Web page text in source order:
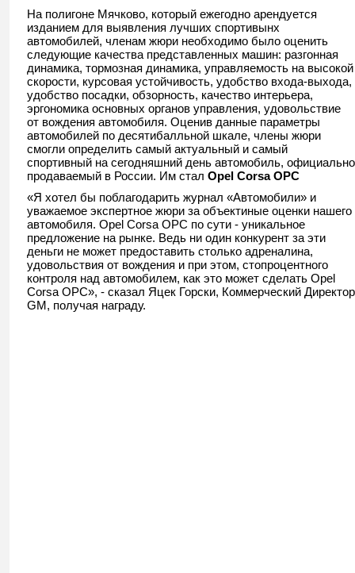
На полигоне Мячково, который ежегодно арендуется
изданием для выявления лучших спортивынх
автомобилей, членам жюри необходимо было оценить
следующие качества представленных машин: разгонная
динамика, тормозная динамика, управляемость на высокой
скорости, курсовая устойчивость, удобство входа-выхода,
удобство посадки, обзорность, качество интерьера,
эргономика основных органов управления, удовольствие
от вождения автомобиля. Оценив данные параметры
автомобилей по десятибалльной шкале, члены жюри
смогли определить самый актуальный и самый
спортивный на сегодняшний день автомобиль, официально
продаваемый в России. Им стал Opel Corsa OPC
«Я хотел бы поблагодарить журнал «Автомобили» и
уважаемое экспертное жюри за объектиные оценки нашего
автомобиля. Opel Corsa OPC по сути - уникальное
предложение на рынке. Ведь ни один конкурент за эти
деньги не может предоставить столько адреналина,
удовольствия от вождения и при этом, стопроцентного
контроля над автомобилем, как это может сделать Opel
Corsa OPC», - сказал Яцек Горски, Коммерческий Директор
GM, получая награду.